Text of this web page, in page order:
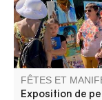
FÊTES ET
Exposition de